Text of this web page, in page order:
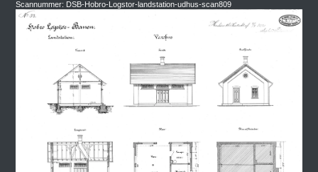
Scannummer: DSB-Hobro-Logstor-landstation-udhus-scan809